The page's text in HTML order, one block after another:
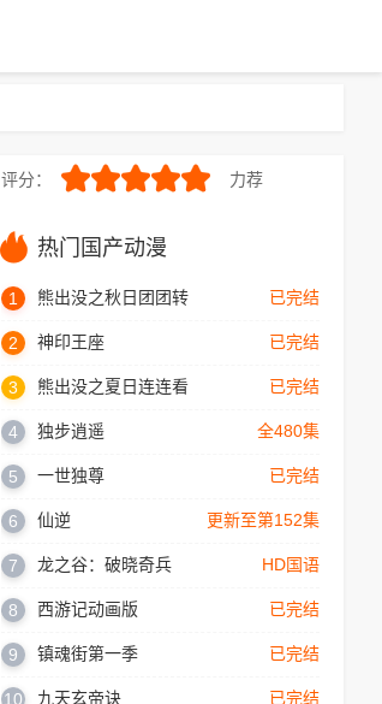
评分： 力荐
热门国产动漫
1 已完结
熊出没之秋日团团转
2 已完结
神印王座
3 已完结
熊出没之夏日连连看
4 全480集
独步逍遥
5 已完结
一世独尊
6 更新至第152集
仙逆
7 HD国语
龙之谷：破晓奇兵
8 已完结
西游记动画版
9 已完结
镇魂街第一季
10 已完结
九天玄帝诀